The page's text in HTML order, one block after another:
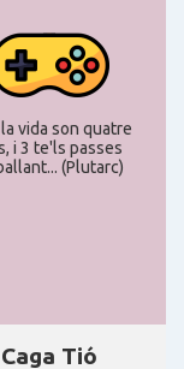
vida son quatre
i 3 te'ls passes
(Plutarc)
Caga Tió